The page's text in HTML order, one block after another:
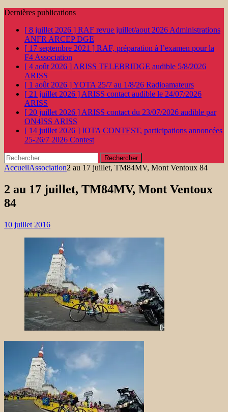
Dernières publications
[ 8 juillet 2026 ] RAF revue juillet/aout 2026 Administrations
ANFR ARCEP DGE
[ 17 septembre 2021 ] RAF, préparation à l’examen pour la
F4 Association
[ 4 août 2026 ] ARISS TELEBRIDGE audible 5/8/2026
ARISS
[ 1 août 2026 ]YOTA 25/7 au 1/8/26 Radioamateurs
[ 21 juillet 2026 ] ARISS contact audible le 24/07/2026
ARISS
[ 20 juillet 2026 ] ARISS contact du 23/07/2026 audible par
ON4ISS ARISS
[ 14 juillet 2026 ] IOTA CONTEST, participations annoncées
25-26/7 2026 Contest
Rechercher :
AccueilAssociation2 au 17 juillet, TM84MV, Mont Ventoux 84
2 au 17 juillet, TM84MV, Mont Ventoux
84
10 juillet 2016